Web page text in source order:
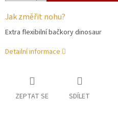
Jak změřit nohu?
Extra flexibilní bačkory dinosaur
Detailní informace
ZEPTAT SE SDÍLET